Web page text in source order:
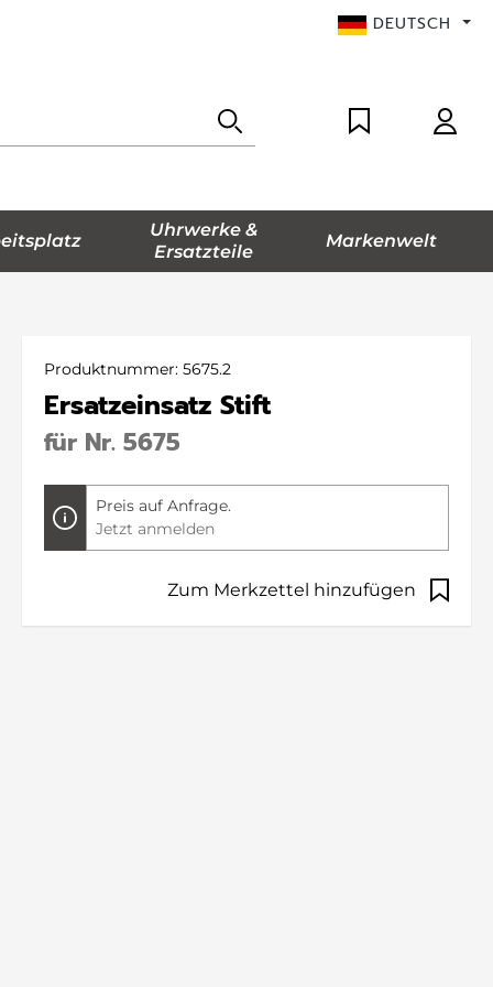
DEUTSCH
Uhrwerke &
Ersatzteile
Markenwelt
Produktnummer: 5675.2
Ersatzeinsatz Stift
für Nr. 5675
Preis auf Anfrage.
Jetzt anmelden
Zum Merkzettel hinzufügen